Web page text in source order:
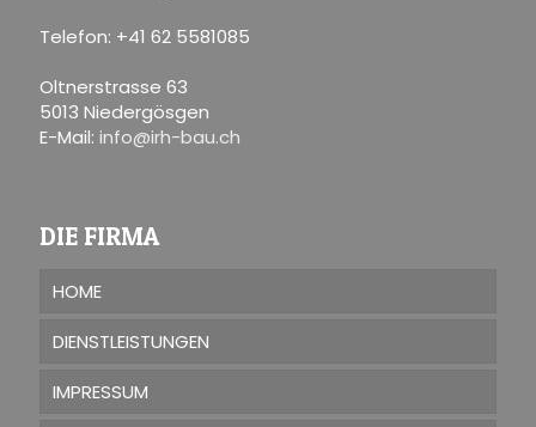
Telefon: +41 62 5581085
Oltnerstrasse 63
5013 Niedergösgen
E-Mail: info@irh-bau.ch
DIE FIRMA
HOME
DIENSTLEISTUNGEN
IMPRESSUM